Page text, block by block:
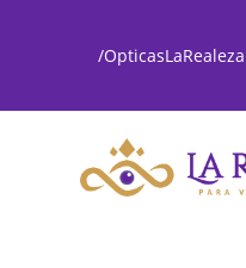
/OpticasLaRealeza